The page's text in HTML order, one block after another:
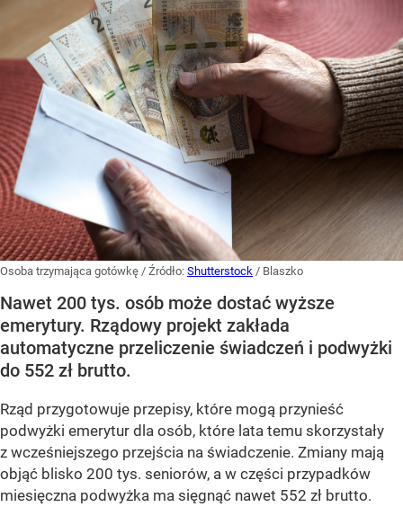
Osoba trzymająca gotówkę / Źródło: Shutterstock / Blaszko
Nawet 200 tys. osób może dostać wyższe
emerytury. Rządowy projekt zakłada
automatyczne przeliczenie świadczeń i podwyżki
do 552 zł brutto.
Rząd przygotowuje przepisy, które mogą przynieść
podwyżki emerytur dla osób, które lata temu skorzystały
z wcześniejszego przejścia na świadczenie. Zmiany mają
objąć blisko 200 tys. seniorów, a w części przypadków
miesięczna podwyżka ma sięgnąć nawet 552 zł brutto.